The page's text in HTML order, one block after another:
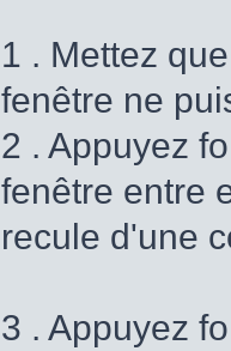
1 . Mettez
fenêtre ne
2 . Appuyez
fenêtre entre
recule d'une
3 . Appuyez